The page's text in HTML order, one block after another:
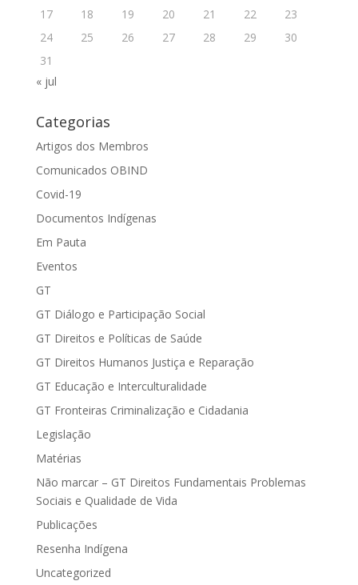
17
18 19 20 21 22
23
24
25 26 27 28 29
30
31
« jul
Categorias
Artigos dos Membros
Comunicados OBIND
Covid-19
Documentos Indígenas
Em Pauta
Eventos
GT
GT Diálogo e Participação Social
GT Direitos e Políticas de Saúde
GT Direitos Humanos Justiça e Reparação
GT Educação e Interculturalidade
GT Fronteiras Criminalização e Cidadania
Legislação
Matérias
Não marcar – GT Direitos Fundamentais Problemas
Sociais e Qualidade de Vida
Publicações
Resenha Indígena
Uncategorized